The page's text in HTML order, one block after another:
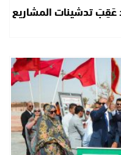
عَقِبَ تدشينات المشاريع